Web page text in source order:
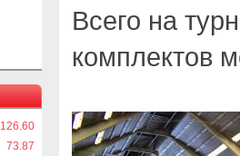
126.60
73.87
Всего на
комплектов